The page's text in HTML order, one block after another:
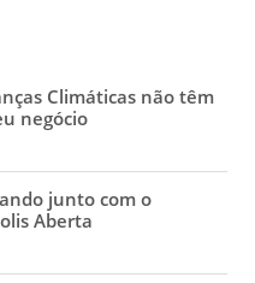
Climáticas não têm
negócio
junto com o
Aberta